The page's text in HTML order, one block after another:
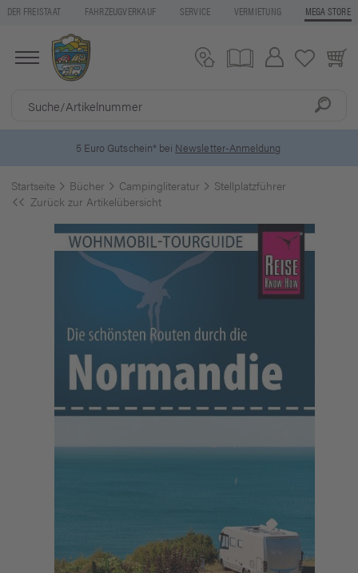
DER FREISTAAT FAHRZEUGVERKAUF SERVICE VERMIETUNG MEGA STORE
5 Euro Gutschein* bei Newsletter-Anmeldung
Startseite Bücher Campingliteratur
Stellplatzführer
Zurück zur Artikelübersicht